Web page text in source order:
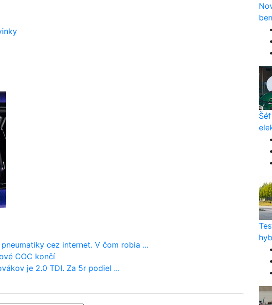
cez internet. V čom robia ...
COC končí
je 2.0 TDI. Za 5r podiel ...